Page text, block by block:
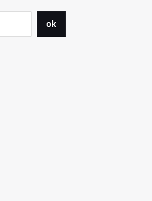
ok